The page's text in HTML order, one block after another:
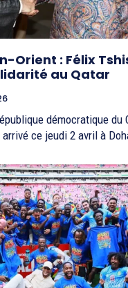
Orient : Félix
au Qatar
démocratique du
ce jeudi 2 avril à